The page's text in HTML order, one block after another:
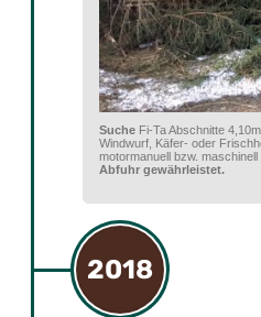
Suche Fi-Ta Abschnitte
Windwurf, Käfer- oder
motormanuell bzw.
Abfuhr gewährleistet.
2018